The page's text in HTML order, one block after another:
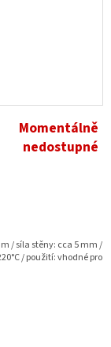
Momentálně
nedostupné
/ síla stěny: cca 5 mm /
/ použití: vhodné pro